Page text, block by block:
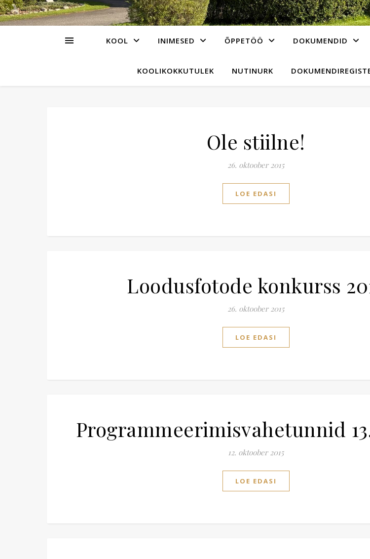
KOOL INIMESED ÕPPETÖÖ DOKUMENDID
KOOLIKOKKUTULEK NUTINURK
Ole stiilne!
26. oktoober 2015
LOE EDASI
Loodusfotode konkurss
26. oktoober 2015
LOE EDASI
Programmeerimisvahetunnid
12. oktoober 2015
LOE EDASI